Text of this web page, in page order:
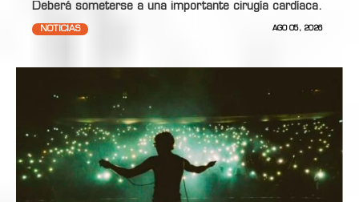
Deberá someterse a una importante cirugía cardíaca.
NOTICIAS AGO 05, 2026